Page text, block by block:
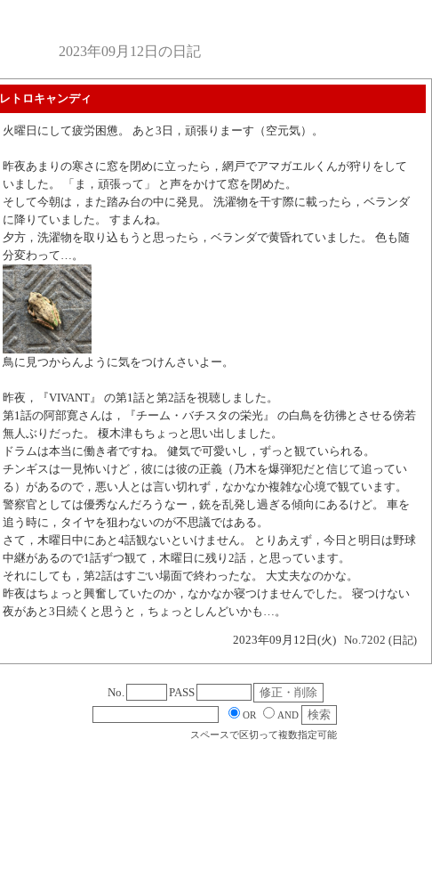
2023年09月12日の日記
レトロキャンディ
火曜日にして疲労困憊。 あと3日，頑張りまーす（空元気）。
昨夜あまりの寒さに窓を閉めに立ったら，網戸でアマガエルくんが狩りをして
いました。 「ま，頑張って」 と声をかけて窓を閉めた。
そして今朝は，また踏み台の中に発見。 洗濯物を干す際に載ったら，ベランダ
に降りていました。 すまんね。
夕方，洗濯物を取り込もうと思ったら，ベランダで黄昏れていました。 色も随
分変わって…。
鳥に見つからんように気をつけんさいよー。
昨夜，『VIVANT』 の第1話と第2話を視聴しました。
第1話の阿部寛さんは，『チーム・バチスタの栄光』 の白鳥を彷彿とさせる傍若
無人ぶりだった。 榎木津もちょっと思い出しました。
ドラムは本当に働き者ですね。 健気で可愛いし，ずっと観ていられる。
チンギスは一見怖いけど，彼には彼の正義（乃木を爆弾犯だと信じて追ってい
る）があるので，悪い人とは言い切れず，なかなか複雑な心境で観ています。
警察官としては優秀なんだろうなー，銃を乱発し過ぎる傾向にあるけど。 車を
追う時に，タイヤを狙わないのが不思議ではある。
さて，木曜日中にあと4話観ないといけません。 とりあえず，今日と明日は野球
中継があるので1話ずつ観て，木曜日に残り2話，と思っています。
それにしても，第2話はすごい場面で終わったな。 大丈夫なのかな。
昨夜はちょっと興奮していたのか，なかなか寝つけませんでした。 寝つけない
夜があと3日続くと思うと，ちょっとしんどいかも…。
2023年09月12日(火) No.7202 (日記)
No. PASS
OR
AND
スペースで区切って複数指定可能